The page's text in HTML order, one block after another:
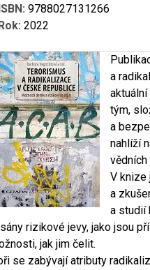
ISBN:9788027131266
Rok:2022
a
tým,
a
nahlíží
V knize
a
a studií
rizikové jevy, jako jsou
jak jim čelit.
se zabývají atributy